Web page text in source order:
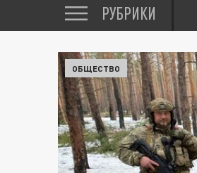
РУБРИКИ
ОБЩЕСТВО